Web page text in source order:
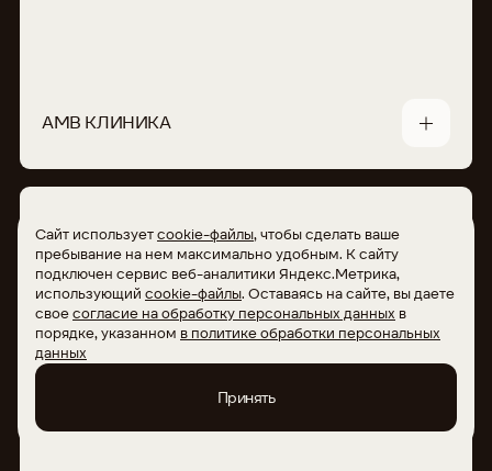
АМВ КЛИНИКА
Сайт используетcookie-файлы, чтобы сделать ваше
пребывание на нем максимально удобным. К сайту
подключен сервис веб-аналитики Яндекс.Метрика,
использующий cookie-файлы. Оставаясь на сайте, вы даете
своесогласие на обработку персональных данных в
порядке, указанном в политике обработки персональных
данных
Принять